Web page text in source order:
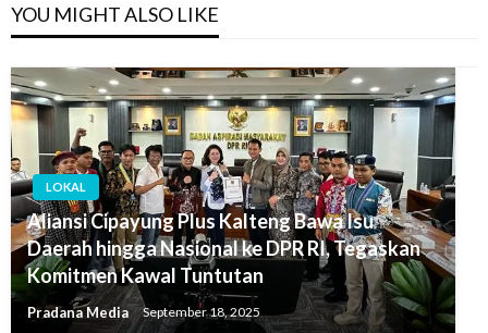
YOU MIGHT ALSO LIKE
LOKAL
Aliansi Cipayung Plus Kalteng Bawa Isu
Daerah hingga Nasional ke DPR RI, Tegaskan
Komitmen Kawal Tuntutan
Pradana Media September 18, 2025